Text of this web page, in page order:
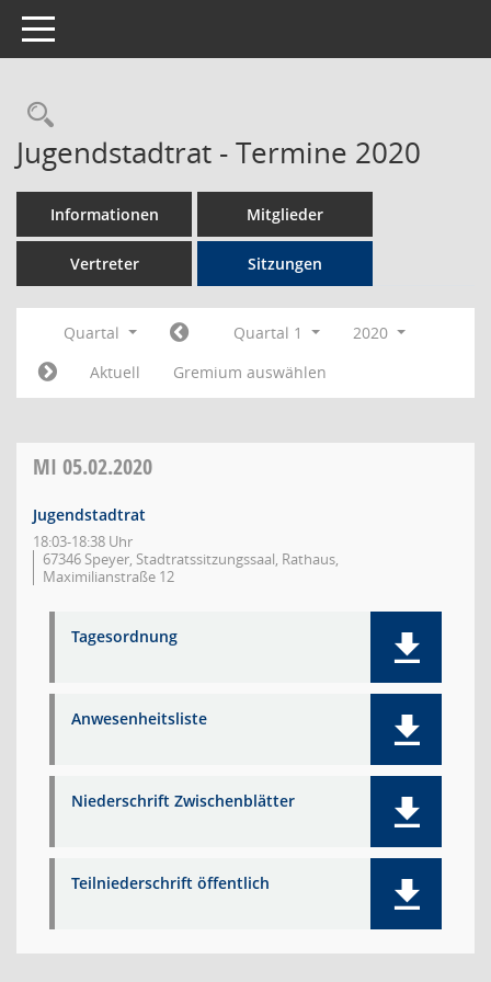
Toggle navigation
Rechercheauswahl
Jugendstadtrat - Termine 2020
Informationen Mitglieder
Vertreter Sitzungen
Quartal Quartal 1
2020
Aktuell
Gremium auswählen
MI 05.02.2020
Jugendstadtrat
18:03-18:38 Uhr
67346 Speyer, Stadtratssitzungssaal, Rathaus,
Maximilianstraße 12
Tagesordnung
Anwesenheitsliste
Niederschrift Zwischenblätter
Teilniederschrift öffentlich